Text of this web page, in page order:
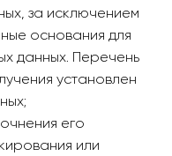
за исключением
основания для
данных. Перечень
установлен
его
или